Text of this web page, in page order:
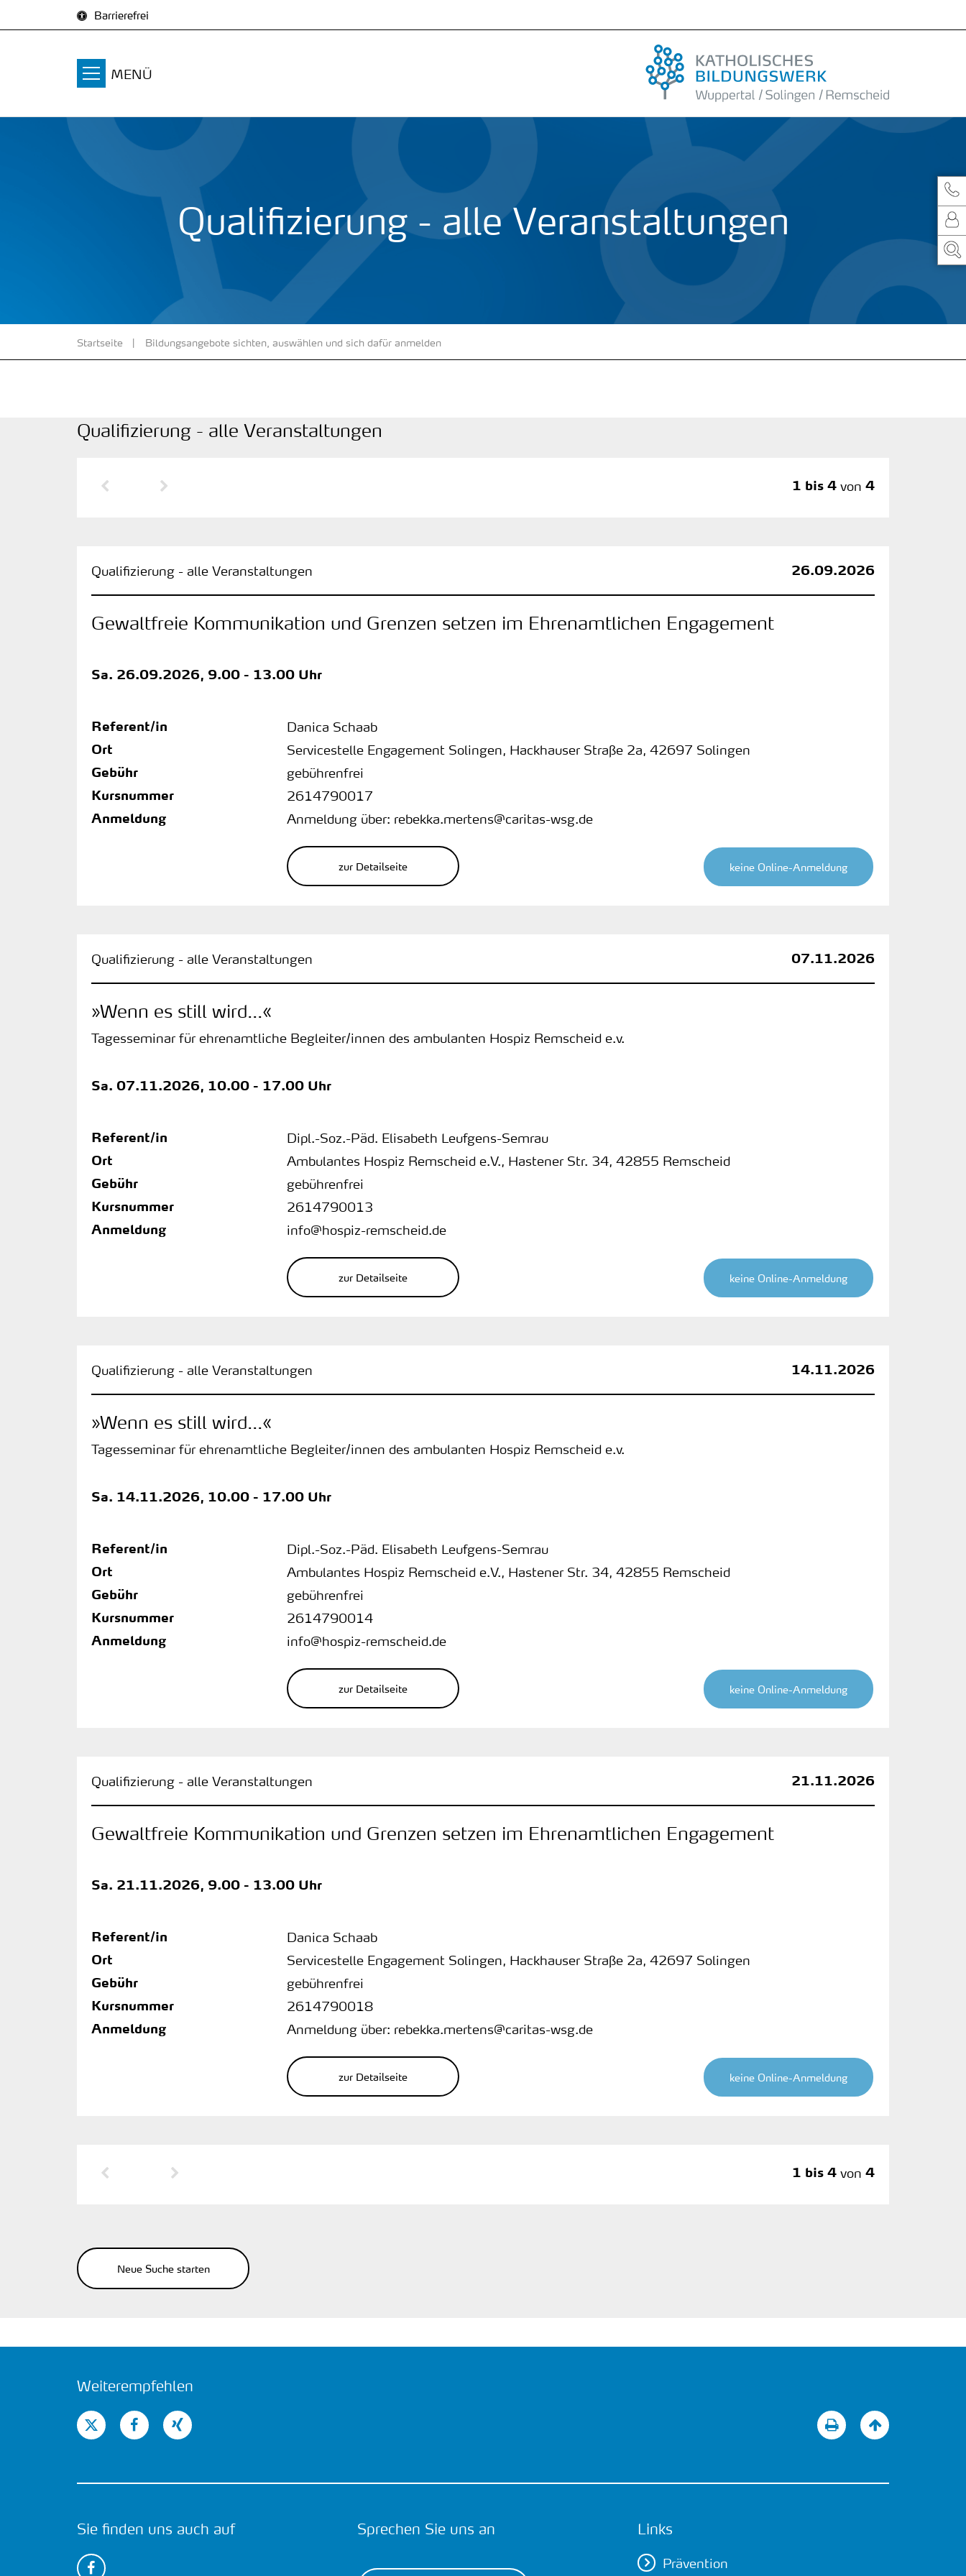
Barrierefrei
MENÜ
Qualifizierung - alle Veranstaltungen
Startseite Bildungsangebote sichten, auswählen und sich dafür anmelden
Qualifizierung - alle Veranstaltungen
1 bis 4 von 4
Vorherige SeiteNächste Seite
Qualifizierung - alle Veranstaltungen 26.09.2026
Gewaltfreie Kommunikation und Grenzen setzen im Ehrenamtlichen Engagement
Sa. 26.09.2026, 9.00 - 13.00 Uhr
Referent/in Danica Schaab
Ort Servicestelle Engagement Solingen, Hackhauser Straße 2a, 42697 Solingen
Gebühr gebührenfrei
Kursnummer 2614790017
Anmeldung Anmeldung über: rebekka.mertens@caritas-wsg.de
zur Detailseite keine Online-Anmeldung
Qualifizierung - alle Veranstaltungen 07.11.2026
»Wenn es still wird...«
Tagesseminar für ehrenamtliche Begleiter/innen des ambulanten Hospiz Remscheid e.v.
Sa. 07.11.2026, 10.00 - 17.00 Uhr
Referent/in Dipl.-Soz.-Päd. Elisabeth Leufgens-Semrau
Ort Ambulantes Hospiz Remscheid e.V., Hastener Str. 34, 42855 Remscheid
Gebühr gebührenfrei
Kursnummer 2614790013
Anmeldung info@hospiz-remscheid.de
zur Detailseite keine Online-Anmeldung
Qualifizierung - alle Veranstaltungen 14.11.2026
»Wenn es still wird...«
Tagesseminar für ehrenamtliche Begleiter/innen des ambulanten Hospiz Remscheid e.v.
Sa. 14.11.2026, 10.00 - 17.00 Uhr
Referent/in Dipl.-Soz.-Päd. Elisabeth Leufgens-Semrau
Ort Ambulantes Hospiz Remscheid e.V., Hastener Str. 34, 42855 Remscheid
Gebühr gebührenfrei
Kursnummer 2614790014
Anmeldung info@hospiz-remscheid.de
zur Detailseite keine Online-Anmeldung
Qualifizierung - alle Veranstaltungen 21.11.2026
Gewaltfreie Kommunikation und Grenzen setzen im Ehrenamtlichen Engagement
Sa. 21.11.2026, 9.00 - 13.00 Uhr
Referent/in Danica Schaab
Ort Servicestelle Engagement Solingen, Hackhauser Straße 2a, 42697 Solingen
Gebühr gebührenfrei
Kursnummer 2614790018
Anmeldung Anmeldung über: rebekka.mertens@caritas-wsg.de
zur Detailseite keine Online-Anmeldung
1 bis 4 von 4
Vorherige SeiteNächste Seite
Neue Suche starten
Weiterempfehlen
Sie finden uns auch auf Sprechen Sie uns an Links
Prävention